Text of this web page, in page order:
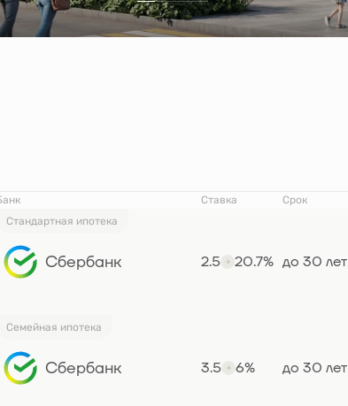
Ставка Срок
Стандартная ипотека
Сбербанк 2.5 20.7% до 30 лет
Семейная ипотека
Сбербанк 3.5 6% до 30 лет